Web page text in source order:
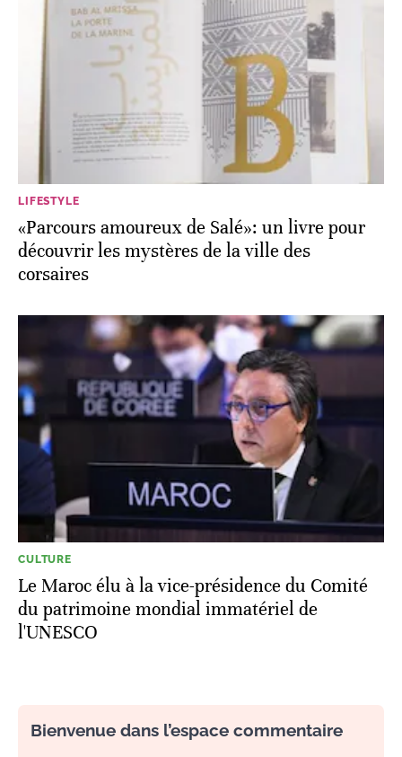
LIFESTYLE
«Parcours amoureux de Salé»: un livre pour
découvrir les mystères de la ville des
corsaires
CULTURE
Le Maroc élu à la vice-présidence du Comité
du patrimoine mondial immatériel de
l'UNESCO
Bienvenue dans l’espace commentaire